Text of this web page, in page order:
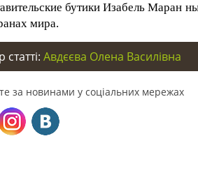
бутики Изабель Маран
мира.
статті: Авдєєва Олена Василівна
за новинами у соціальних мережах